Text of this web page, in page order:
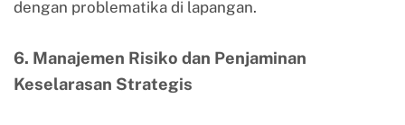
dengan problematika di lapangan.
6. Manajemen Risiko dan Penjaminan
Keselarasan Strategis